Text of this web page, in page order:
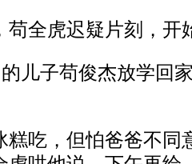
全虎迟疑片刻，开
子苟俊杰放学回
吃，但怕爸爸不同